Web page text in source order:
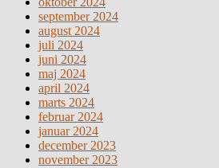
september 2024
august 2024
juli 2024
juni 2024
maj 2024
april 2024
marts 2024
februar 2024
januar 2024
december 2023
november 2023